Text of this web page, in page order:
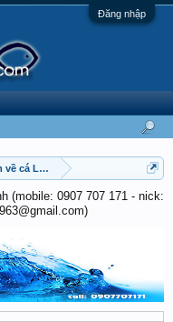
Đăng nhập
cá La Hán
(mobile: 0907 707 171 - nick: